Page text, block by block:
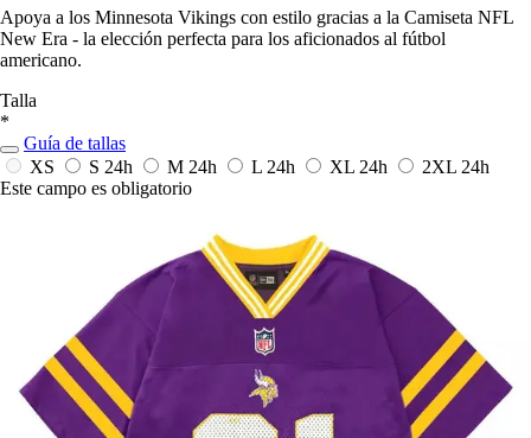
Apoya a los Minnesota Vikings con estilo gracias a la Camiseta NFL
New Era - la elección perfecta para los aficionados al fútbol
americano.
Talla
*
Guía de tallas
XS
S 24h M 24h L 24h XL 24h 2XL 24h
Este campo es obligatorio